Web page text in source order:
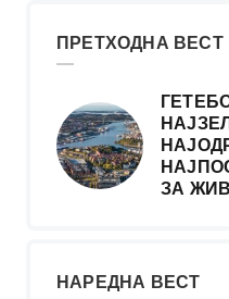
ПРЕТХОДНА ВЕСТ
ЗА
НАРЕДНА ВЕСТ